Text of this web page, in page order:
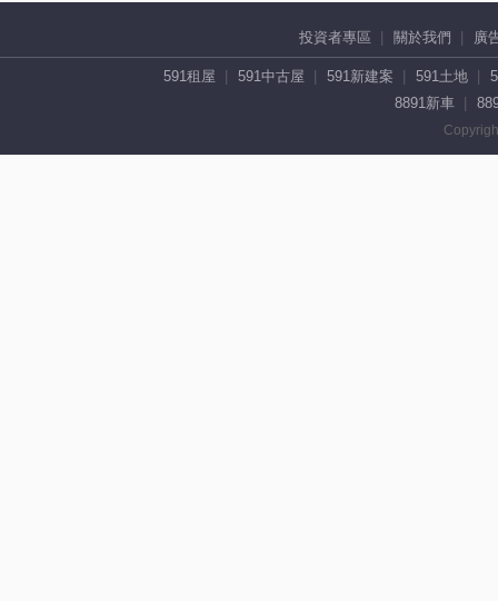
投資者專區 關於我們 廣
591租屋 591中古屋 591新建案 591土地
8891新車